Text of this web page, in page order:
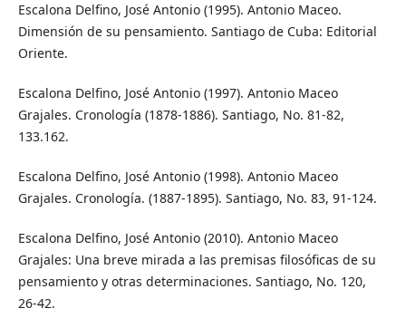
Escalona Delfino, José Antonio (1995). Antonio Maceo.
Dimensión de su pensamiento. Santiago de Cuba: Editorial
Oriente.
Escalona Delfino, José Antonio (1997). Antonio Maceo
Grajales. Cronología (1878-1886). Santiago, No. 81-82,
133.162.
Escalona Delfino, José Antonio (1998). Antonio Maceo
Grajales. Cronología. (1887-1895). Santiago, No. 83, 91-124.
Escalona Delfino, José Antonio (2010). Antonio Maceo
Grajales: Una breve mirada a las premisas filosóficas de su
pensamiento y otras determinaciones. Santiago, No. 120,
26-42.